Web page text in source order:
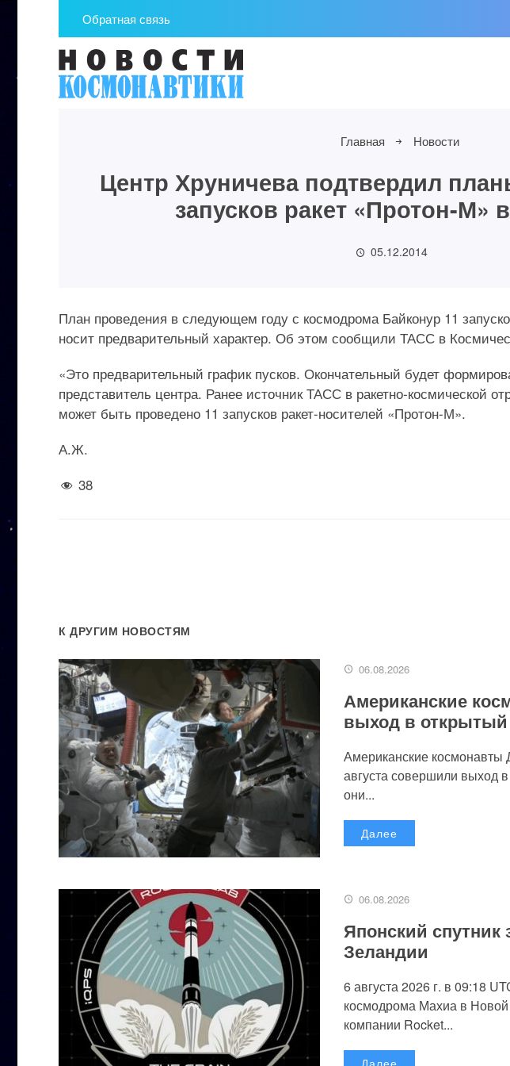
Обратная связь
Главная Новости
Центр Хруничева подтвердил
запусков ракет «Протон-М»
05.12.2014
План проведения в следующем году с космодрома Байконур 11
носит предварительный характер. Об этом сообщили ТАСС в
«Это предварительный график пусков. Окончательный будет
представитель центра. Ранее источник ТАСС в ракетно-космической
может быть проведено 11 запусков ракет-носителей «Протон-М».
А.Ж.
38
К ДРУГИМ НОВОСТЯМ
06.08.2026
Американские
выход в
Американские
августа совершили выход
они...
Далее
06.08.2026
Японский
Зеландии
6 августа 2026 г. в 09:18
космодрома Махиа в
компании Rocket...
Далее